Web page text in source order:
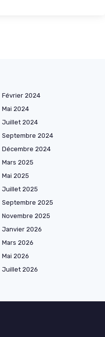
Février 2024
Mai 2024
Juillet 2024
Septembre 2024
Décembre 2024
Mars 2025
Mai 2025
Juillet 2025
Septembre 2025
Novembre 2025
Janvier 2026
Mars 2026
Mai 2026
Juillet 2026